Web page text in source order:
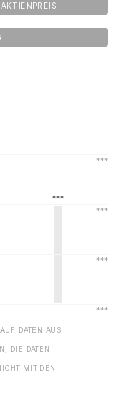
AKTIENPREIS
DATEN AUS
DIE DATEN
MIT DEN